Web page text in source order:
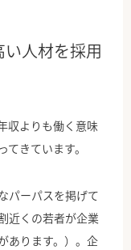
人材を採用
収よりも働く意味
きています。
パーパスを掲げて
近くの若者が企業
あります。）。企